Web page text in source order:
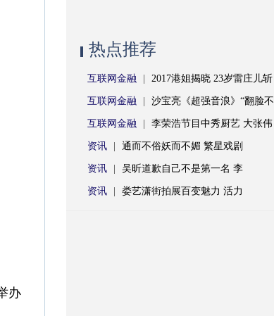
办
热点推荐
互联网金融 2017港姐揭晓 23岁雷庄儿斩
互联网金融 沙宝亮《超强音浪》“翻脸不
互联网金融 李荣浩节目中秀厨艺 大张伟
资讯 通而不俗妖而不媚 繁星戏剧
资讯 吴昕道歉自己不是第一名 李
资讯 娄艺潇街拍展百变魅力 活力